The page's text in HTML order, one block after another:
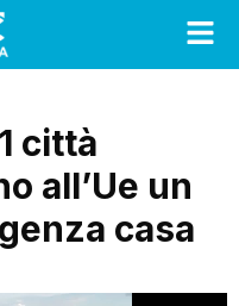
città
all’Ue un
casa